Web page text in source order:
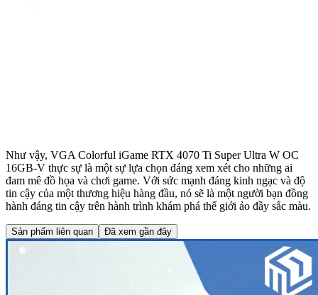
Như vậy, VGA Colorful iGame RTX 4070 Ti Super Ultra W OC
16GB-V thực sự là một sự lựa chọn đáng xem xét cho những ai
đam mê đồ họa và chơi game. Với sức mạnh đáng kinh ngạc và độ
tin cậy của một thương hiệu hàng đầu, nó sẽ là một người bạn đồng
hành đáng tin cậy trên hành trình khám phá thế giới ảo đầy sắc màu.
Sản phẩm liên quan Đã xem gần đây